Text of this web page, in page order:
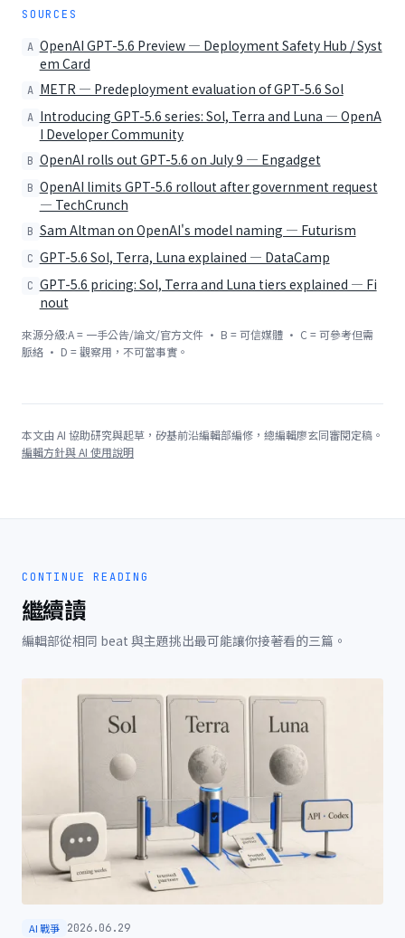
SOURCES
A OpenAI GPT-5.6 Preview — Deployment Safety Hub / Syst
em Card
A METR — Predeployment evaluation of GPT-5.6 Sol
A Introducing GPT-5.6 series: Sol, Terra and Luna — OpenA
I Developer Community
B OpenAI rolls out GPT-5.6 on July 9 — Engadget
B OpenAI limits GPT-5.6 rollout after government request
— TechCrunch
B Sam Altman on OpenAI's model naming — Futurism
C GPT-5.6 Sol, Terra, Luna explained — DataCamp
C GPT-5.6 pricing: Sol, Terra and Luna tiers explained — Fi
nout
來源分級:A = 一手公告/論文/官方文件 · B = 可信媒體 · C = 可參考但需
脈絡 · D = 觀察用，不可當事實。
本文由 AI 協助研究與起草，矽基前沿編輯部編修，總編輯廖玄同審閱定稿。
編輯方針與 AI 使用說明
CONTINUE READING
繼續讀
編輯部從相同 beat 與主題挑出最可能讓你接著看的三篇。
AI 戰爭 2026.06.29